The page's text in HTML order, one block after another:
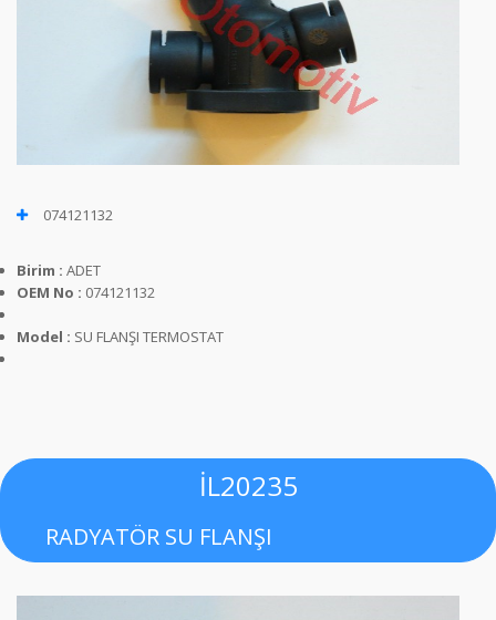
074121132
Birim : ADET
OEM No : 074121132
Model : SU FLANŞI TERMOSTAT
İL20235
RADYATÖR SU FLANŞI